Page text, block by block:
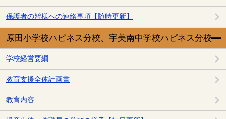
保護者の皆様への連絡事項【随時更新】
原田小学校ハピネス分校、宇美南中学校ハピネス分校
学校経営要綱
教育支援全体計画書
教育内容